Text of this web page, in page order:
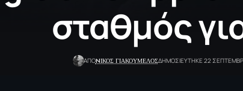
σταθμός
ΑΠΟNΙΚΟΣ ΓΙΑΚΟΥΜΕΛΟΣΔΗΜΟΣΙΕΥΤΗΚΕ 22